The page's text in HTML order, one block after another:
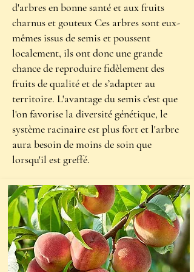
d'arbres en bonne santé et aux fruits
charnus et gouteux Ces arbres sont eux-
mêmes issus de semis et poussent
localement, ils ont donc une grande
chance de reproduire fidèlement des
fruits de qualité et de s’adapter au
territoire. L'avantage du semis c'est que
l'on favorise la diversité génétique, le
système racinaire est plus fort et l'arbre
aura besoin de moins de soin que
lorsqu'il est greffé.